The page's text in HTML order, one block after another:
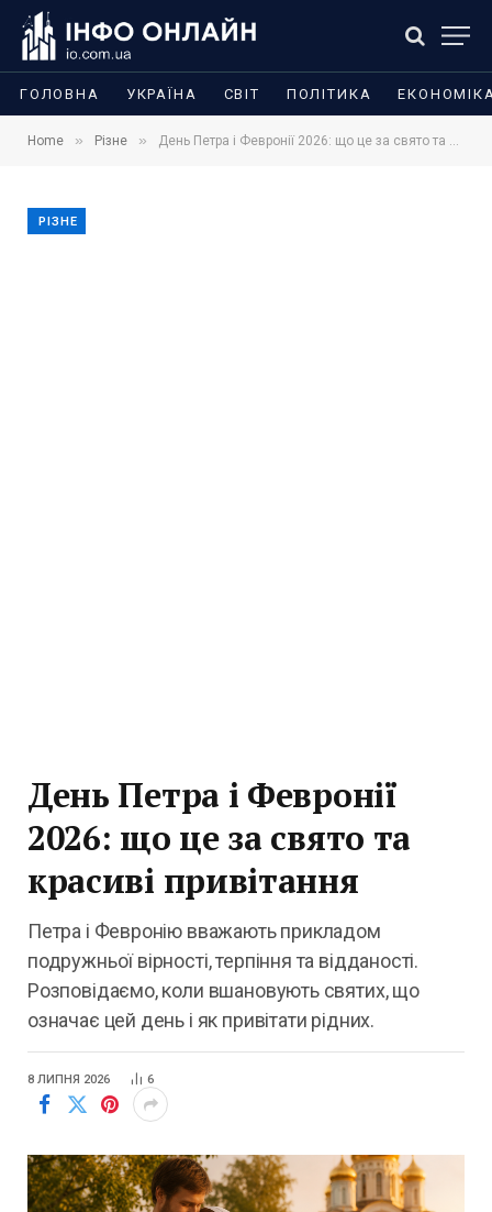
ГОЛОВНА УКРАЇНА СВІТ ПОЛІТИКА
Home » Різне » День Петра і Февронії 2026: що це за свято та красиві привітання
РІЗНЕ
День Петра і Февронії
2026: що це за свято та
красиві привітання
Петра і Февронію вважають прикладом
подружньої вірності, терпіння та відданості.
Розповідаємо, коли вшановують святих, що
означає цей день і як привітати рідних.
8 ЛИПНЯ 2026 6